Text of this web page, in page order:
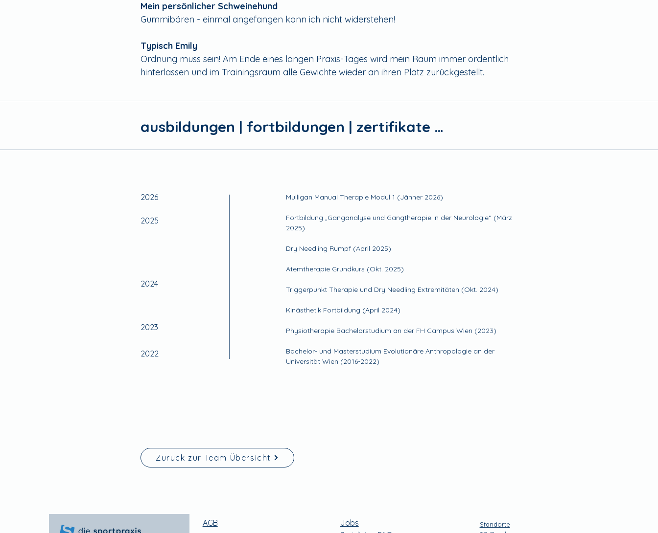
Mein persönlicher Schweinehund
Gummibären - einmal angefangen kann ich nicht widerstehen!
Typisch Emily
Ordnung muss sein! Am Ende eines langen Praxis-Tages wird mein Raum immer ordentlich
hinterlassen und im Trainingsraum alle Gewichte wieder an ihren Platz zurückgestellt.
ausbildungen | fortbildungen | zertifikate …
2025
2023
2026
2022
2024
Mulligan Manual Therapie Modul 1 (Jänner 2026)
Fortbildung „Ganganalyse und Gangtherapie in der Neurologie“ (März
2025)
Dry Needling Rumpf (April 2025)
Atemtherapie Grundkurs (Okt. 2025)
Triggerpunkt Therapie und Dry Needling Extremitäten (Okt. 2024)
Kinästhetik Fortbildung (April 2024)
Physiotherapie Bachelorstudium an der FH Campus Wien (2023)
Bachelor- und Masterstudium Evolutionäre Anthropologie an der
Universität Wien (2016-2022)
Zurück zur Team Übersicht
AGB
Jobs
Standorte